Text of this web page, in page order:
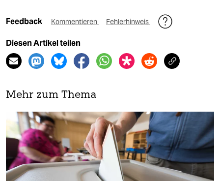
Feedback Kommentieren Fehlerhinweis
Diesen Artikel teilen
Mehr zum Thema